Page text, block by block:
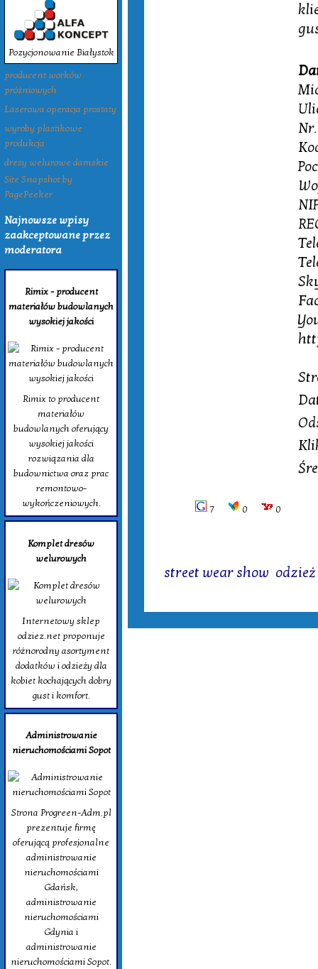
Pozycjonowanie Białystok
producent worków
próżniowych
Laserowa operacja prostaty
wyroby plastikowe
produkcja
dresy welurowe damskie
Site Snapshot by
PagePeeker
Najnowsze wpisy
zaakceptowane przez
moderatora
Rimix - producent
materiałów budowlanych
wysokiej jakości
Rimix to producent
materiałów
budowlanych oferujący
wysokiej jakości
rozwiązania dla
budownictwa oraz prac
remontowo-
wykończeniowych.
Komplet dresów
welurowych
Internetowy sklep
odziez.net proponuje
różnorodny asortyment
dodatków i odzieży dla
kobiet kochających dobry
gust i komfort.
Administrowanie
nieruchomościami Sopot
Strona Progreen-Adm.pl
prezentuje firmę
oferującą profesjonalne
administrowanie
nieruchomościami
Gdańsk,
administrowanie
nieruchomościami
Gdynia i
administrowanie
nieruchomościami Sopot.
7 0 0
street wear show